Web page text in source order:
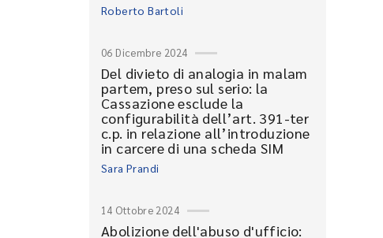
Roberto Bartoli
06 Dicembre 2024
Del divieto di analogia in malam
partem, preso sul serio: la
Cassazione esclude la
configurabilità dell’art. 391-ter
c.p. in relazione all’introduzione
in carcere di una scheda SIM
Sara Prandi
14 Ottobre 2024
Abolizione dell'abuso d'ufficio: